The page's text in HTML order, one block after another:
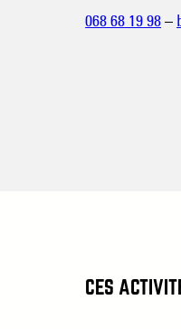
068 68 19 98–
CES